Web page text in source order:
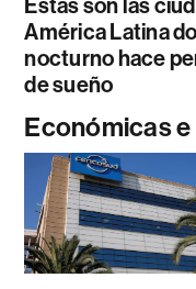
Estas son las
América Latina
nocturno hace
de sueño
Económicas